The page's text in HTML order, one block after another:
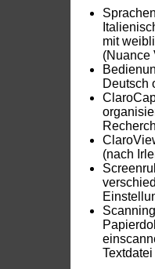
mit
(Nuance
Deutsch
(nach